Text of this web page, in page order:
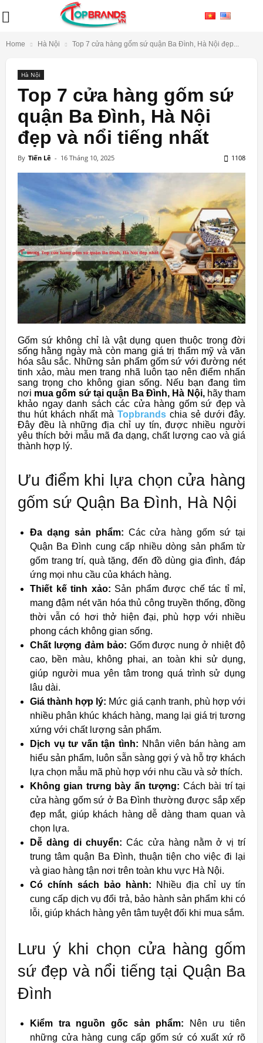
Home Hà Nội Top 7 cửa hàng gốm sứ quận Ba Đình, Hà Nội đẹp...
Hà Nội
Top 7 cửa hàng gốm sứ
quận Ba Đình, Hà Nội
đẹp và nổi tiếng nhất
By Tiến Lê - 16 Tháng 10, 2025 1108
Gốm sứ không chỉ là vật dụng quen thuộc trong đời
sống hằng ngày mà còn mang giá trị thẩm mỹ và văn
hóa sâu sắc. Những sản phẩm gốm sứ với đường nét
tinh xảo, màu men trang nhã luôn tạo nên điểm nhấn
sang trọng cho không gian sống. Nếu bạn đang tìm
nơi mua gốm sứ tại quận Ba Đình, Hà Nội,hãy tham
khảo ngay danh sách các cửa hàng gốm sứ đẹp và
thu hút khách nhất mà Topbrands chia sẻ dưới đây.
Đây đều là những địa chỉ uy tín, được nhiều người
yêu thích bởi mẫu mã đa dạng, chất lượng cao và giá
thành hợp lý.
Ưu điểm khi lựa chọn cửa hàng
gốm sứ Quận Ba Đình, Hà Nội
Đa dạng sản phẩm: Các cửa hàng gốm sứ tại
Quận Ba Đình cung cấp nhiều dòng sản phẩm từ
gốm trang trí, quà tặng, đến đồ dùng gia đình, đáp
ứng mọi nhu cầu của khách hàng.
Thiết kế tinh xảo: Sản phẩm được chế tác tỉ mỉ,
mang đậm nét văn hóa thủ công truyền thống, đồng
thời vẫn có hơi thở hiện đại, phù hợp với nhiều
phong cách không gian sống.
Chất lượng đảm bảo: Gốm được nung ở nhiệt độ
cao, bền màu, không phai, an toàn khi sử dụng,
giúp người mua yên tâm trong quá trình sử dụng
lâu dài.
Giá thành hợp lý: Mức giá cạnh tranh, phù hợp với
nhiều phân khúc khách hàng, mang lại giá trị tương
xứng với chất lượng sản phẩm.
Dịch vụ tư vấn tận tình: Nhân viên bán hàng am
hiểu sản phẩm, luôn sẵn sàng gợi ý và hỗ trợ khách
lựa chọn mẫu mã phù hợp với nhu cầu và sở thích.
Không gian trưng bày ấn tượng: Cách bài trí tại
cửa hàng gốm sứ ở Ba Đình thường được sắp xếp
đẹp mắt, giúp khách hàng dễ dàng tham quan và
chọn lựa.
Dễ dàng di chuyển: Các cửa hàng nằm ở vị trí
trung tâm quận Ba Đình, thuận tiện cho việc đi lại
và giao hàng tận nơi trên toàn khu vực Hà Nội.
Có chính sách bảo hành: Nhiều địa chỉ uy tín
cung cấp dịch vụ đổi trả, bảo hành sản phẩm khi có
lỗi, giúp khách hàng yên tâm tuyệt đối khi mua sắm.
Lưu ý khi chọn cửa hàng gốm
sứ đẹp và nổi tiếng tại Quận Ba
Đình
Kiểm tra nguồn gốc sản phẩm: Nên ưu tiên
những cửa hàng cung cấp gốm sứ có xuất xứ rõ